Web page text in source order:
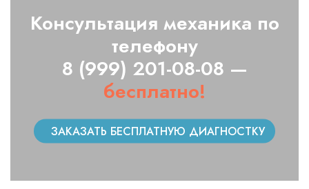
Консультация механика по
телефону
8 (999) 201-08-08 —
бесплатно!
ЗАКАЗАТЬ БЕСПЛАТНУЮ ДИАГНОСТКУ